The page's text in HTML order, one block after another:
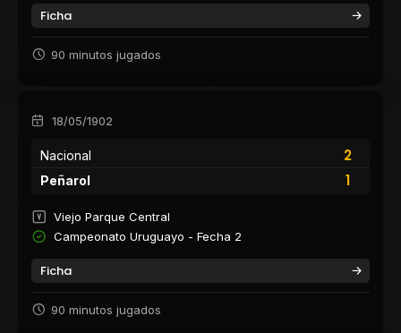
Ficha
90 minutos jugados
18/05/1902
Nacional
2
1
Peñarol
Viejo Parque Central
Campeonato Uruguayo - Fecha 2
Ficha
90 minutos jugados